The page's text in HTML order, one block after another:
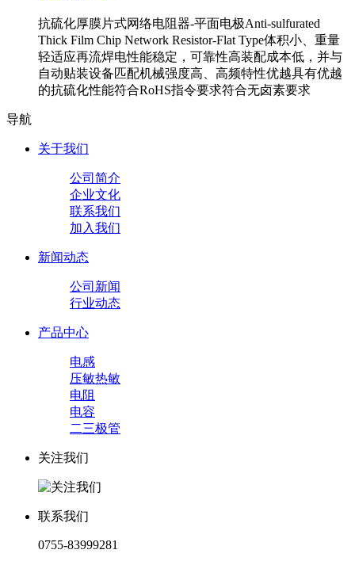
抗硫化厚膜片式网络电阻器-平面电极Anti-sulfurated
Thick Film Chip Network Resistor-Flat Type体积小、重量
轻适应再流焊电性能稳定，可靠性高装配成本低，并与
自动贴装设备匹配机械强度高、高频特性优越具有优越
的抗硫化性能符合RoHS指令要求符合无卤素要求
导航
关于我们
公司简介
企业文化
联系我们
加入我们
新闻动态
公司新闻
行业动态
产品中心
电感
压敏热敏
电阻
电容
二三极管
关注我们
联系我们
0755-83999281